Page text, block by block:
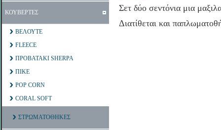
ΚΟΥΒΕΡΤΕΣ
ΒΕΛΟΥΤΕ
FLEECE
ΠΡΟΒΑΤΑΚΙ SHERPA
ΠΙΚΕ
POP CORN
CORAL SOFT
ΣΤΡΩΜΑΤΟΘΗΚΕΣ
Σετ δύο σεντόνια μια
Διατίθεται και